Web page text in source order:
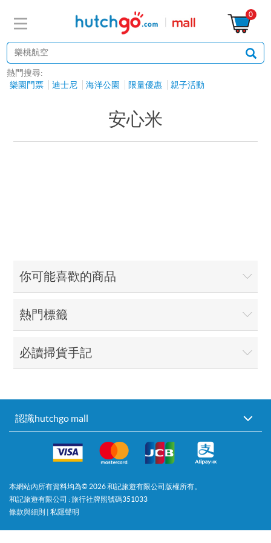
0
熱門搜尋:
樂園門票
迪士尼 海洋公園 限量優惠 親子活動
安心米
你可能喜歡的商品
熱門標籤
必讀掃貨手記
認識hutchgo mall
本網站內所有資料均為© 2026和記旅遊有限公司版權所有。
和記旅遊有限公司 : 旅行社牌照號碼351033
條款與細則 | 私隱聲明